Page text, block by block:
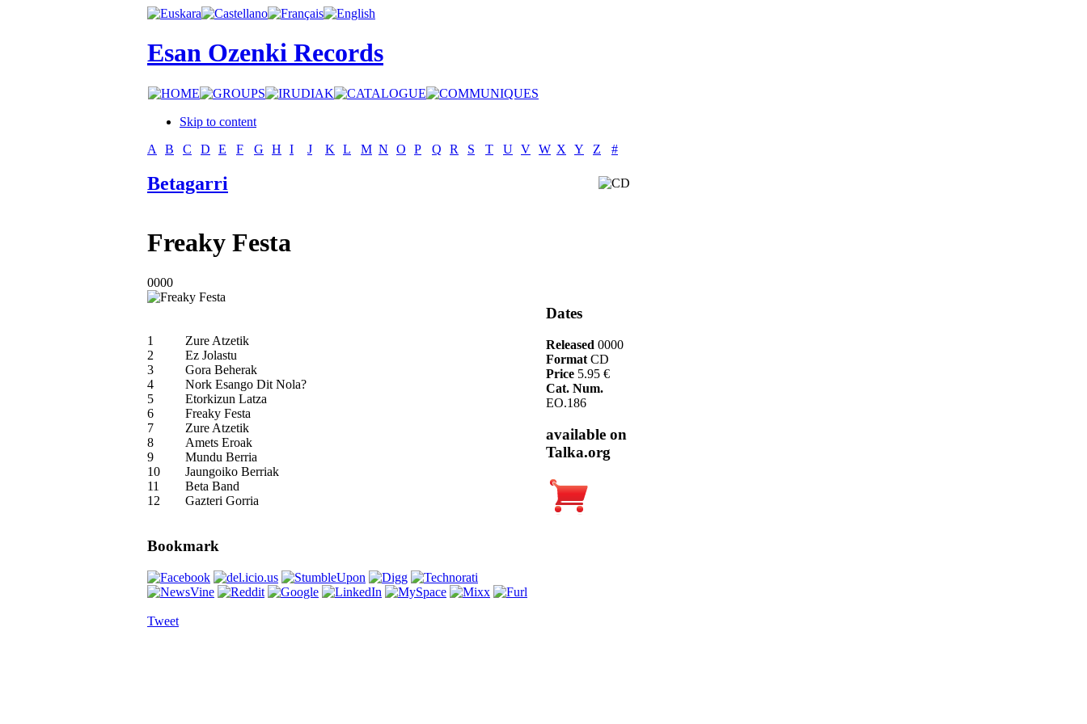
Esan Ozenki Records
Skip to content
A
B C D E F G H I J K L M N O P Q R S T U V W X Y Z #
Betagarri
Freaky Festa
0000
1
Zure Atzetik
2
Ez Jolastu
3
Gora Beherak
4
Nork Esango Dit Nola?
5
Etorkizun Latza
6
Freaky Festa
7
Zure Atzetik
8
Amets Eroak
9
Mundu Berria
10
Jaungoiko Berriak
11
Beta Band
12
Gazteri Gorria
Bookmark
Tweet
Dates
Released 0000
Format CD
Price 5.95 €
Cat. Num.
EO.186
available on
Talka.org